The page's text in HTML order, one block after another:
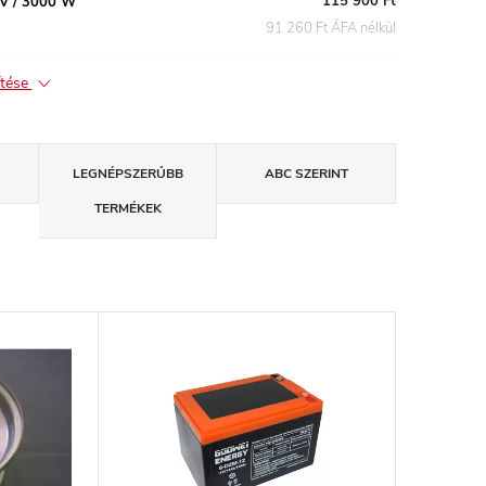
91 260 Ft ÁFA nélkül
LEGNÉPSZERŰBB
TERMÉKEK
ABC SZERINT